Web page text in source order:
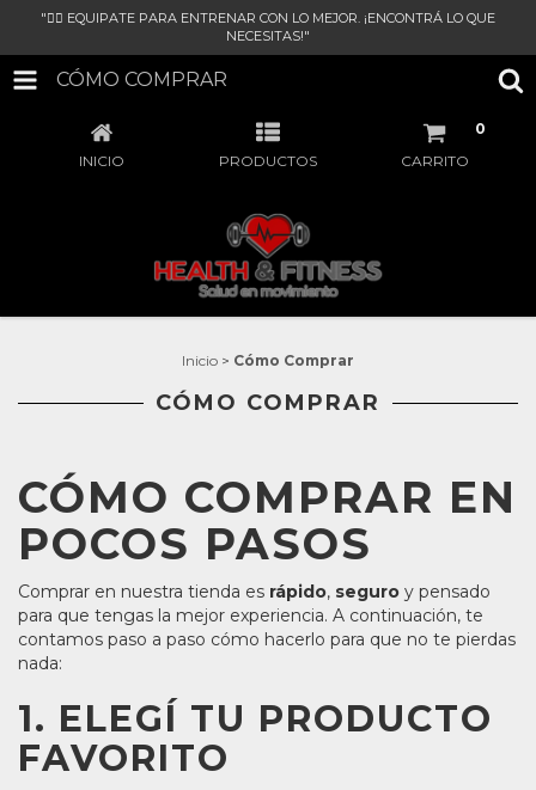
"🏋‍♀ EQUIPATE PARA ENTRENAR CON LO MEJOR. ¡ENCONTRÁ LO QUE
NECESITAS!"
CÓMO COMPRAR
INICIO PRODUCTOS CARRITO
0
Inicio > Cómo Comprar
CÓMO COMPRAR
CÓMO COMPRAR EN
POCOS PASOS
Comprar en nuestra tienda es rápido, seguro y pensado
para que tengas la mejor experiencia. A continuación, te
contamos paso a paso cómo hacerlo para que no te pierdas
nada:
1. ELEGÍ TU PRODUCTO
FAVORITO